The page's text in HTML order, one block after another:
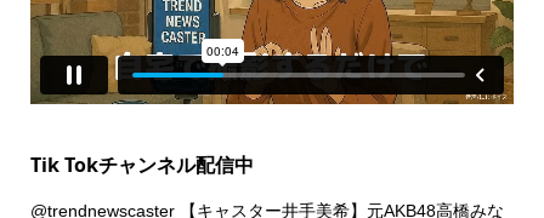
Tik Tokチャンネル配信中
@trendnewscaster【キャスター井手美希】元AKB48高橋みな